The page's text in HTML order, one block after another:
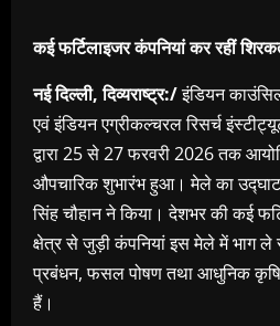
कई फर्टिलाइजर कंपनियां कर रहीं
नई दिल्ली, दिव्यराष्ट्र:/इंडियन
एवं इंडियन एग्रीकल्चरल रिसर्च
द्वारा 25 से 27 फरवरी 2026 तक
औपचारिक शुभारंभ हुआ। मेले का
सिंह चौहान ने किया। देशभर की कई
क्षेत्र से जुड़ी कंपनियां इस मेले में भाग ले
प्रबंधन, फसल पोषण तथा आधुनिक
हैं।